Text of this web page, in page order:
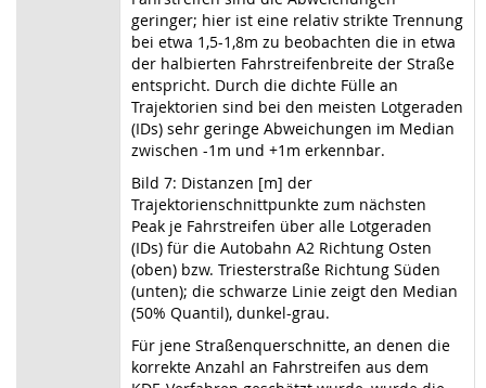
geringer; hier ist eine relativ strikte Trennung
bei etwa 1,5-1,8m zu beobachten die in etwa
der halbierten Fahrstreifenbreite der Straße
entspricht. Durch die dichte Fülle an
Trajektorien sind bei den meisten Lotgeraden
(IDs) sehr geringe Abweichungen im Median
zwischen -1m und +1m erkennbar.
Bild 7: Distanzen [m] der
Trajektorienschnittpunkte zum nächsten
Peak je Fahrstreifen über alle Lotgeraden
(IDs) für die Autobahn A2 Richtung Osten
(oben) bzw. Triesterstraße Richtung Süden
(unten); die schwarze Linie zeigt den Median
(50% Quantil), dunkel-grau.
Für jene Straßenquerschnitte, an denen die
korrekte Anzahl an Fahrstreifen aus dem